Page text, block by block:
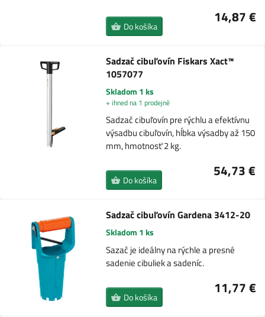
14,87 €
Do košíka
Sadzač cibuľovín Fiskars Xact™
1057077
Skladom 1 ks
+ ihned na 1 prodejně
Sadzač cibuľovín pre rýchlu a efektívnu
výsadbu cibuľovín, hĺbka výsadby až 150
mm, hmotnosť 2 kg.
54,73 €
Do košíka
Sadzač cibuľovín Gardena 3412-20
Skladom 1 ks
Sazač je ideálny na rýchle a presné
sadenie cibuliek a sadeníc.
11,77 €
Do košíka